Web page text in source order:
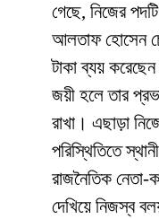
গেছে, নিজের
আলতাফ হোসেন
টাকা ব্যয় করেছেন
জয়ী হলে তার
রাখা। এছাড়া
পরিস্থিতিতে
রাজনৈতিক নেতা-
দেখিয়ে নিজস্ব